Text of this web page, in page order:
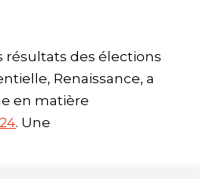
résultats des élections
Renaissance, a
en matière
. Une